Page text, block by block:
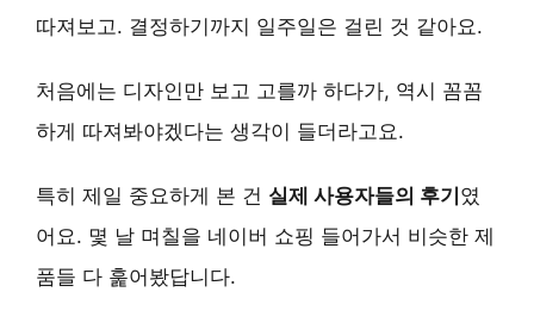
따져보고. 결정하기까지 일주일은 걸린 것 같아요.
처음에는 디자인만 보고 고를까 하다가, 역시 꼼꼼
하게 따져봐야겠다는 생각이 들더라고요.
특히 제일 중요하게 본 건 실제 사용자들의 후기였
어요. 몇 날 며칠을 네이버 쇼핑 들어가서 비슷한 제
품들 다 훑어봤답니다.